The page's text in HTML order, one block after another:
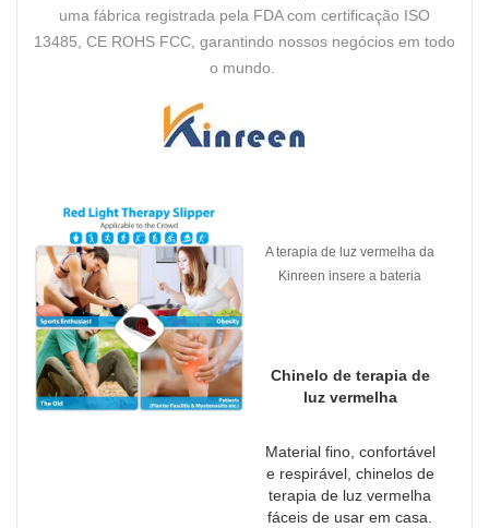
uma fábrica registrada pela FDA com certificação ISO
13485, CE ROHS FCC, garantindo nossos negócios em todo
o mundo.
A terapia de luz vermelha da
Kinreen insere a bateria
Chinelo de terapia de
luz vermelha
Material fino, confortável
e respirável, chinelos de
terapia de luz vermelha
fáceis de usar em casa.